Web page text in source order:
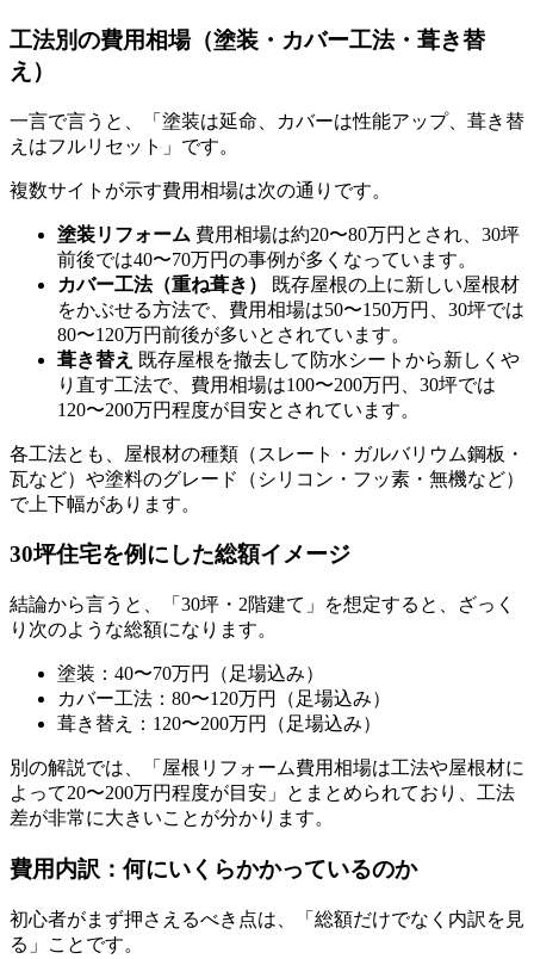
工法別の費用相場（塗装・カバー工法・葺き替
え）
一言で言うと、「塗装は延命、カバーは性能アップ、葺き替
えはフルリセット」です。
複数サイトが示す費用相場は次の通りです。
塗装リフォーム 費用相場は約20〜80万円とされ、30坪
前後では40〜70万円の事例が多くなっています。
カバー工法（重ね葺き）
既存屋根の上に新しい屋根材
をかぶせる方法で、費用相場は50〜150万円、30坪では
80〜120万円前後が多いとされています。
葺き替え 既存屋根を撤去して防水シートから新しくや
り直す工法で、費用相場は100〜200万円、30坪では
120〜200万円程度が目安とされています。
各工法とも、屋根材の種類（スレート・ガルバリウム鋼板・
瓦など）や塗料のグレード（シリコン・フッ素・無機など）
で上下幅があります。
30坪住宅を例にした総額イメージ
結論から言うと、「30坪・2階建て」を想定すると、ざっく
り次のような総額になります。
塗装：40〜70万円（足場込み）
カバー工法：80〜120万円（足場込み）
葺き替え：120〜200万円（足場込み）
別の解説では、「屋根リフォーム費用相場は工法や屋根材に
よって20〜200万円程度が目安」とまとめられており、工法
差が非常に大きいことが分かります。
費用内訳：何にいくらかかっているのか
初心者がまず押さえるべき点は、「総額だけでなく内訳を見
る」ことです。